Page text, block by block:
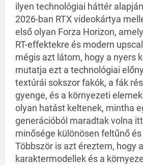
ilyen technológiai háttér
2026-ban RTX videokártya
első olyan Forza Horizon,
RT-effektekre és modern
mégis azt látom, hogy a nyers
mutatja ezt a technológiai
textúrái sokszor fakók, a fák
gyenge, és a környezeti
olyan hatást keltenek, mintha
generációból maradtak volna
minősége különösen feltűnő
Többször is azt éreztem, hogy a
karaktermodellek és a